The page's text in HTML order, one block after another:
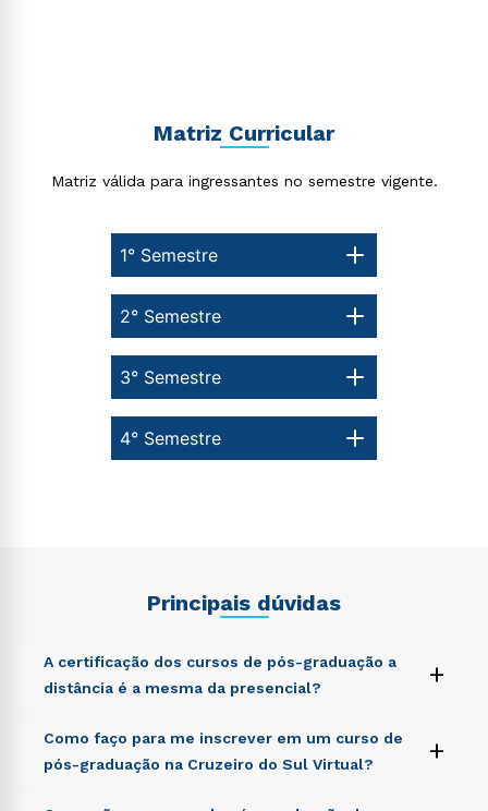
Matriz Curricular
Matriz válida para ingressantes no semestre vigente.
1° Semestre
4° Semestre
3° Semestre
2° Semestre
Principais dúvidas
A certificação dos cursos de pós-graduação a
distância é a mesma da presencial?
+
Sed ut perspiciatis unde omnis iste natus error sit
voluptatem accusantium doloremque laudantium,
totam rem aperiam, eaque ipsa quae ab illo inventore
Como faço para me inscrever em um curso de
pós-graduação na Cruzeiro do Sul Virtual?
+